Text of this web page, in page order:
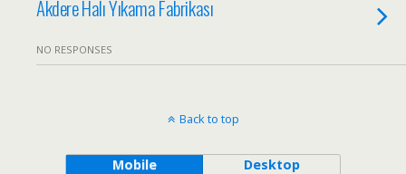
Akdere Halı Yıkama Fabrikası
NO RESPONSES
Back to top
Mobile Desktop